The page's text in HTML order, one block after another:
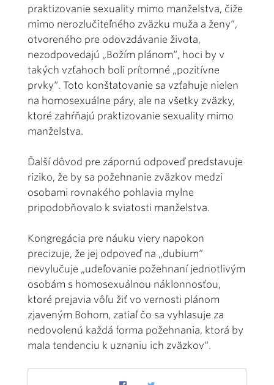
praktizovanie sexuality mimo manželstva, čiže
mimo nerozlučiteľného zväzku muža a ženy“,
otvoreného pre odovzdávanie života,
nezodpovedajú „Božím plánom“, hoci by v
takých vzťahoch boli prítomné „pozitívne
prvky“. Toto konštatovanie sa vzťahuje nielen
na homosexuálne páry, ale na všetky zväzky,
ktoré zahŕňajú praktizovanie sexuality mimo
manželstva.
Ďalší dôvod pre zápornú odpoveď predstavuje
riziko, že by sa požehnanie zväzkov medzi
osobami rovnakého pohlavia mylne
pripodobňovalo k sviatosti manželstva.
Kongregácia pre náuku viery napokon
precizuje, že jej odpoveď na „dubium“
nevylučuje „udeľovanie požehnaní jednotlivým
osobám s homosexuálnou náklonnosťou,
ktoré prejavia vôľu žiť vo vernosti plánom
zjaveným Bohom, zatiaľ čo sa vyhlasuje za
nedovolenú každá forma požehnania, ktorá by
mala tendenciu k uznaniu ich zväzkov“.